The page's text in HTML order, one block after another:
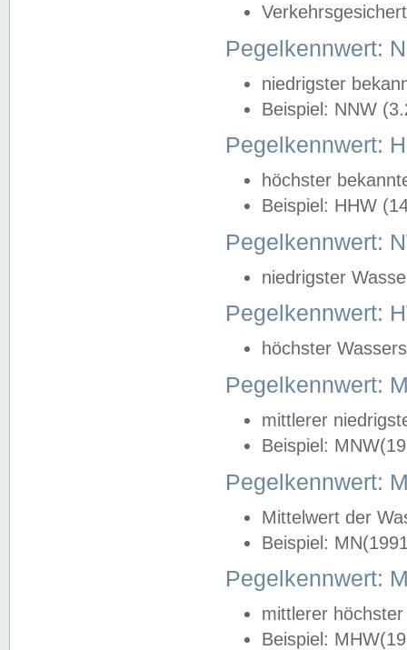
Pegelkennwert:
niedrigster
Beispiel: NNW
Pegelkennwert:
höchster
Beispiel: HHW
Pegelkennwert:
niedrigster
Pegelkennwert:
höchster
Pegelkennwert:
mittlerer
Beispiel:
Pegelkennwert:
Mittelwert der
Beispiel:
Pegelkennwert:
mittlerer
Beispiel: